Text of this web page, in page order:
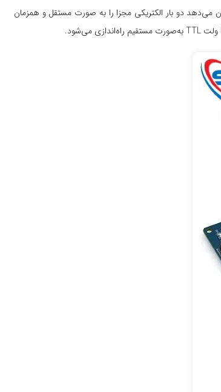
می‌دهد دو بار الکتریکی مجزا را به صورت مستقل و همزمان